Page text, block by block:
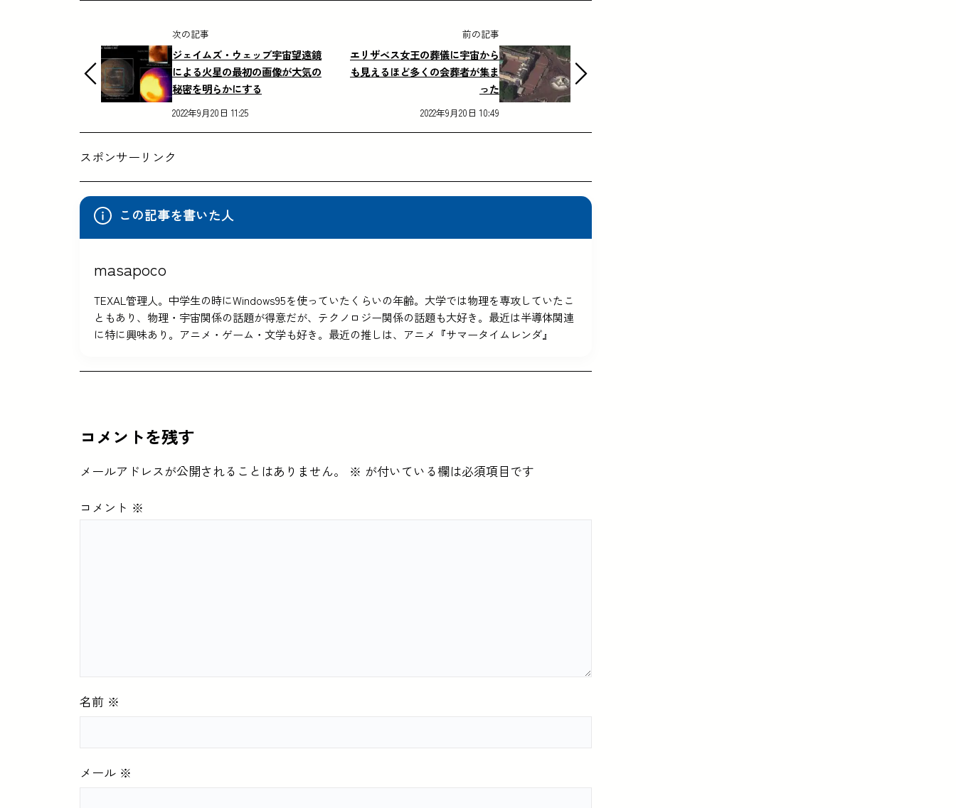
次の記事
ジェイムズ・ウェッブ宇宙望遠鏡
による火星の最初の画像が大気の
秘密を明らかにする
2022年9月20日 11:25
前の記事
エリザベス女王の葬儀に宇宙から
も見えるほど多くの会葬者が集ま
った
2022年9月20日 10:49
スポンサーリンク
この記事を書いた人
masapoco
TEXAL管理人。中学生の時にWindows95を使っていたくらいの年齢。大学では物理を専攻していたこ
ともあり、物理・宇宙関係の話題が得意だが、テクノロジー関係の話題も大好き。最近は半導体関連
に特に興味あり。アニメ・ゲーム・文学も好き。最近の推しは、アニメ『サマータイムレンダ』
コメントを残す
メールアドレスが公開されることはありません。 ※ が付いている欄は必須項目です
コメント ※
名前 ※
メール ※